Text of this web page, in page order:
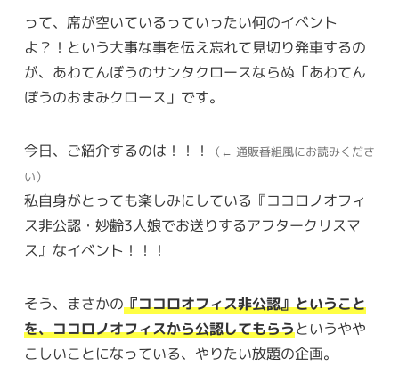
って、席が空いているっていったい何のイベント
よ？！という大事な事を伝え忘れて見切り発車するの
が、あわてんぼうのサンタクロースならぬ「あわてん
ぼうのおまみクロース」です。
今日、ご紹介するのは！！！
（← 通販番組風にお読みくださ
い）
私自身がとっても楽しみにしている『ココロノオフィ
ス非公認・妙齢3人娘でお送りするアフタークリスマ
ス』なイベント！！！
そう、まさかの『ココロオフィス非公認』ということ
を、ココロノオフィスから公認してもらうというやや
こしいことになっている、やりたい放題の企画。